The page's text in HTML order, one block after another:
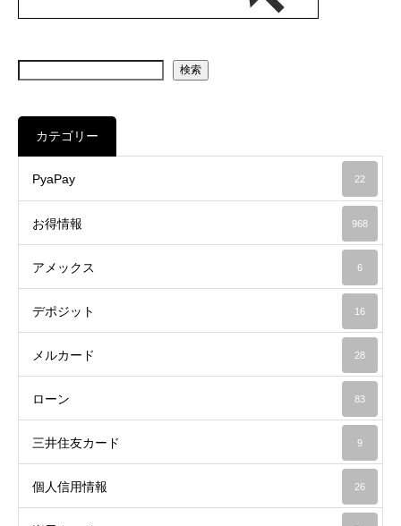
検索
カテゴリー
PyaPay 22
お得情報 968
アメックス 6
デポジット 16
メルカード 28
ローン 83
三井住友カード 9
個人信用情報 26